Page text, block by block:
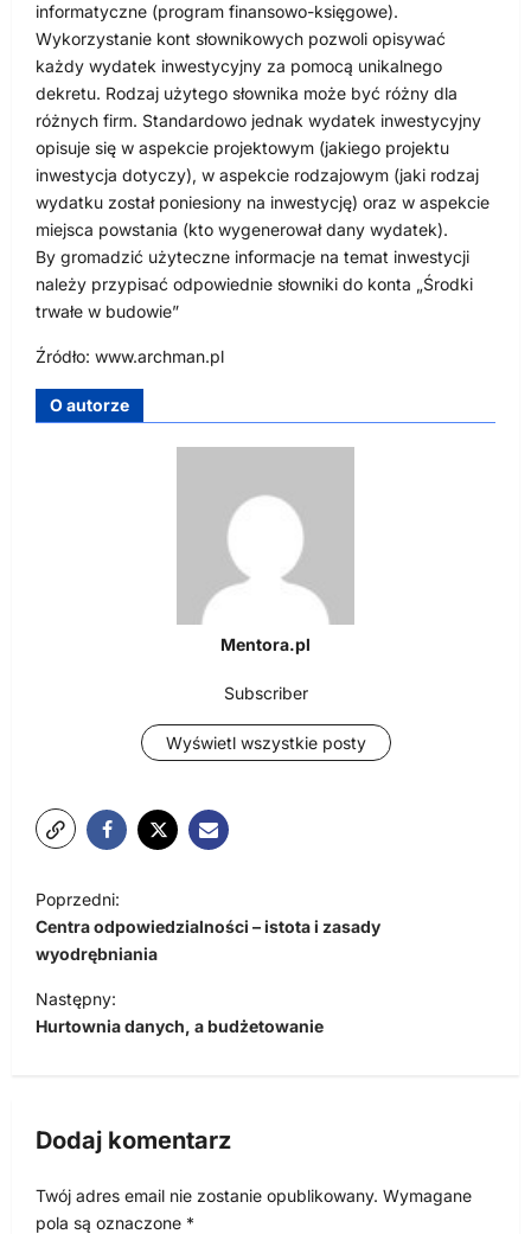
informatyczne (program finansowo-księgowe).
Wykorzystanie kont słownikowych pozwoli opisywać
każdy wydatek inwestycyjny za pomocą unikalnego
dekretu. Rodzaj użytego słownika może być różny dla
różnych firm. Standardowo jednak wydatek inwestycyjny
opisuje się w aspekcie projektowym (jakiego projektu
inwestycja dotyczy), w aspekcie rodzajowym (jaki rodzaj
wydatku został poniesiony na inwestycję) oraz w aspekcie
miejsca powstania (kto wygenerował dany wydatek).
By gromadzić użyteczne informacje na temat inwestycji
należy przypisać odpowiednie słowniki do konta „Środki
trwałe w budowie”
Źródło: www.archman.pl
O autorze
Mentora.pl
Subscriber
Wyświetl wszystkie posty
a
w
i
g
j
w
Poprzedni:
Centra odpowiedzialności – istota i zasady
wyodrębniania
Następny:
Hurtownia danych, a budżetowanie
Dodaj komentarz
Twój adres email nie zostanie opublikowany. Wymagane
pola są oznaczone *